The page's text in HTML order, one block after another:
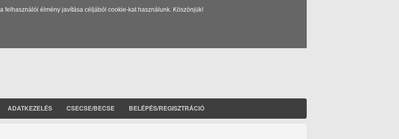
felhasználói élmény javítása céljából cookie-kat használunk. Köszönjük!
ADATKEZELÉS CSECSE/BECSE BELÉPÉS/REGISZTRÁCIÓ